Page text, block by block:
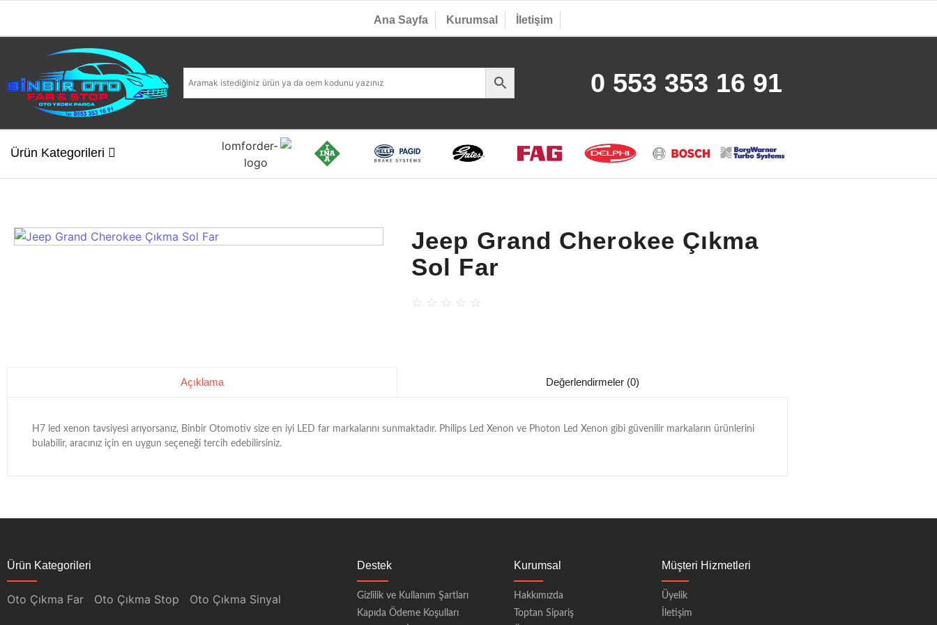
Ana Sayfa Kurumsal İletişim
0 553 353 16 91
Ürün Kategorileri
Jeep Grand Cherokee Çıkma
Sol Far
☆ ☆ ☆ ☆ ☆
Açıklama Değerlendirmeler (0)
H7 led xenon tavsiyesi arıyorsanız, Binbir Otomotiv size en iyi LED far markalarını sunmaktadır. Philips Led Xenon ve Photon Led Xenon gibi güvenilir markaların ürünlerini
bulabilir, aracınız için en uygun seçeneği tercih edebilirsiniz.
Ürün Kategorileri
Oto Çıkma Far Oto Çıkma Stop Oto Çıkma Sinyal
Destek
Gizlilik ve Kullanım Şartları
Kapıda Ödeme Koşulları
Kurumsal
Hakkımızda
Toptan Sipariş
Müşteri Hizmetleri
Üyelik
İletişim